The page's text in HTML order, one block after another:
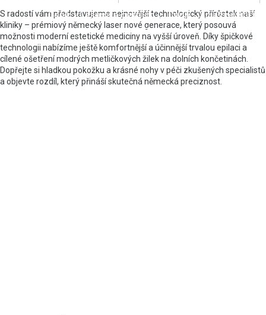
S radostí vám představujeme nejnovější technologický přírůstek naší
kliniky – prémiový německý laser nové generace, který posouvá
možnosti moderní estetické medicíny na vyšší úroveň. Díky špičkové
technologii nabízíme ještě komfortnější a účinnější trvalou epilaci a
cílené ošetření modrých metličkových žilek na dolních končetinách.
Dopřejte si hladkou pokožku a krásné nohy v péči zkušených specialistů
a objevte rozdíl, který přináší skutečná německá preciznost.
Ceník - Laserové centrum
Ceník - AmazingBODY
Kontakty